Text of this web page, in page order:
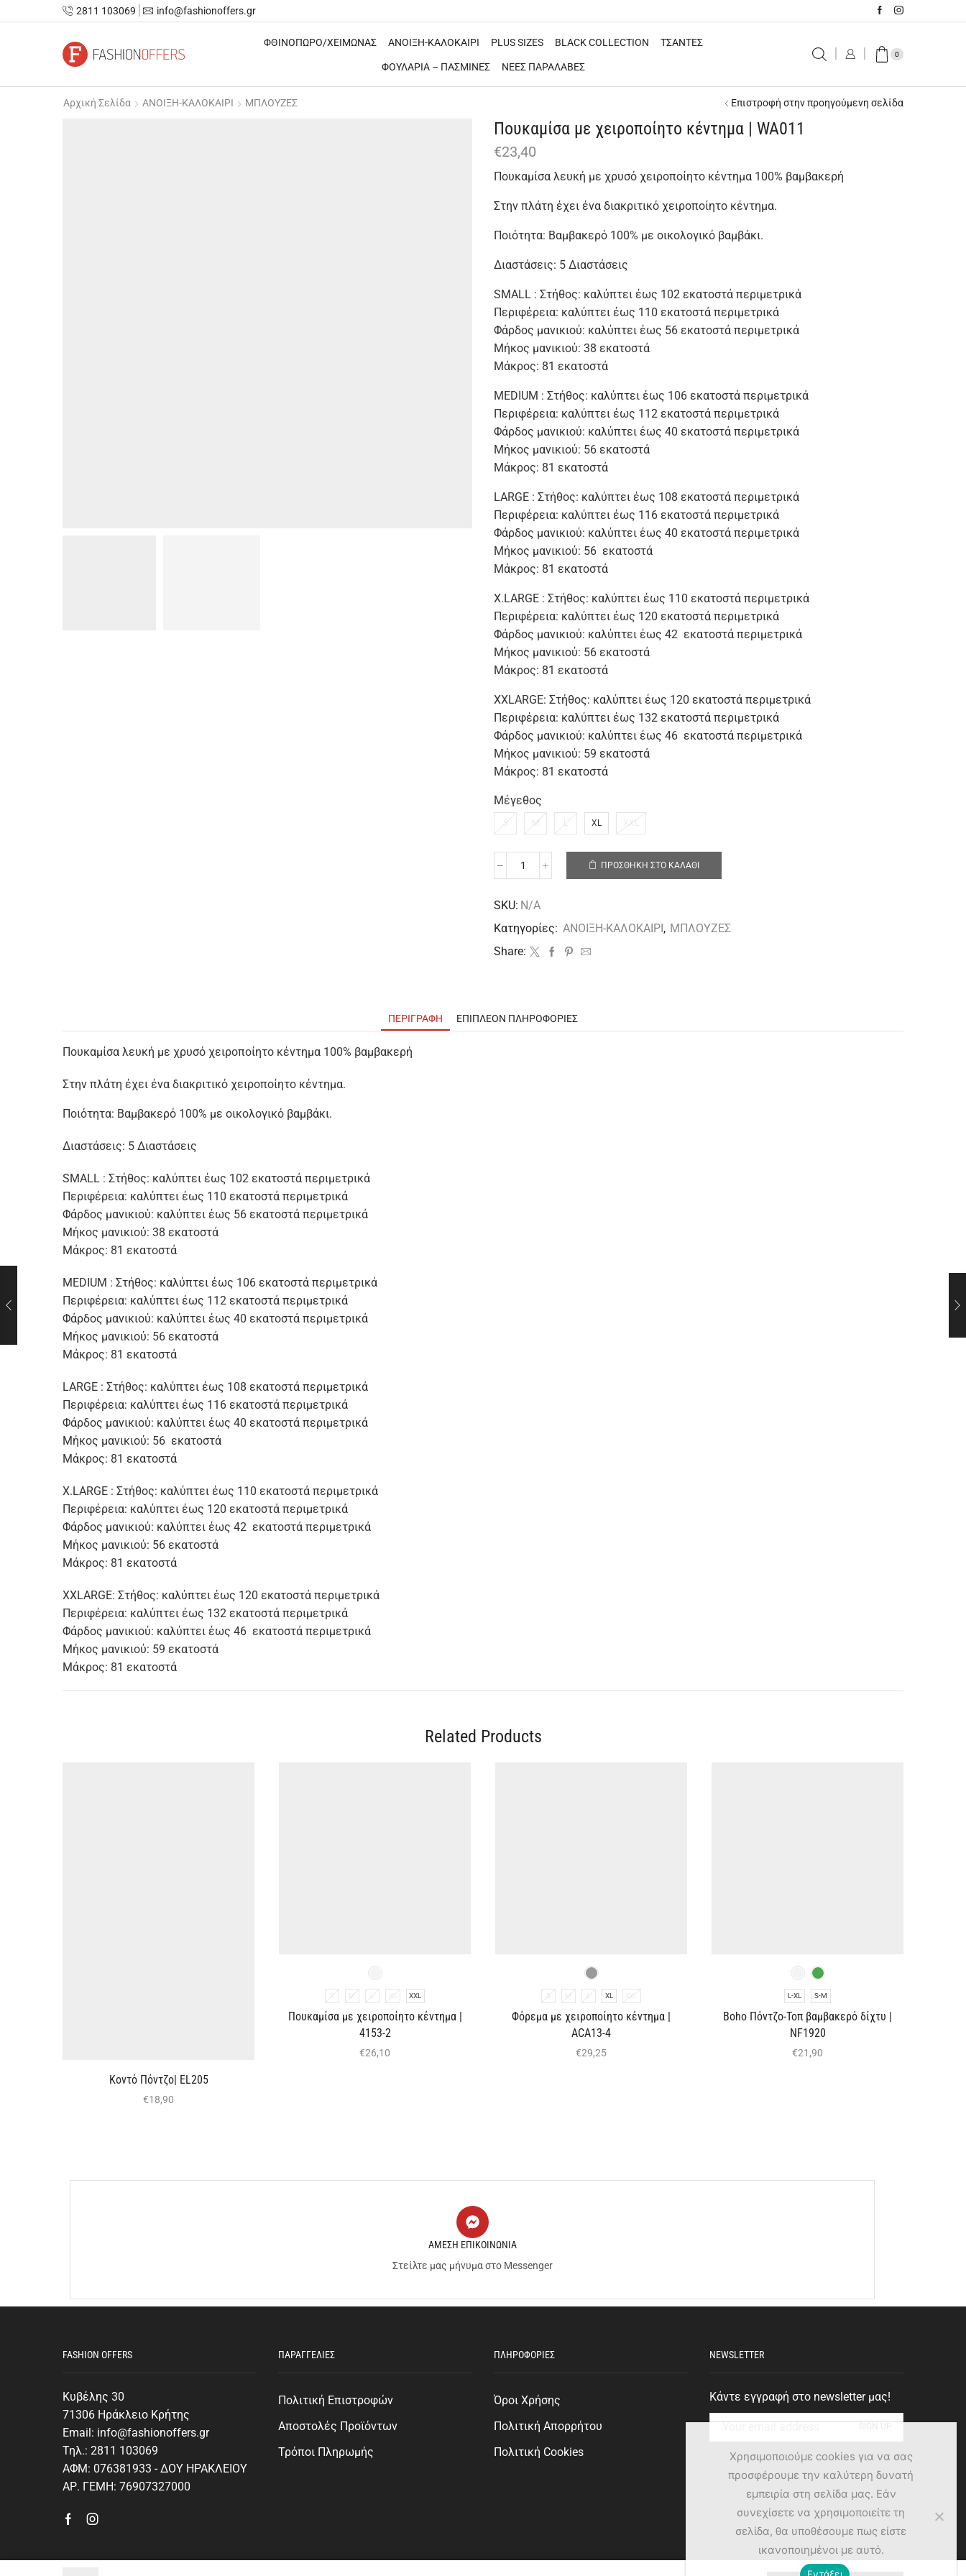
2811 103069 info@fashionoffers.gr
ΦΘΙΝΟΠΩΡΟ/ΧΕΙΜΩΝΑΣ ΑΝΟΙΞΗ-ΚΑΛΟΚΑΙΡΙ PLUS SIZES BLACK COLLECTION ΤΣΑΝΤΕΣ
ΦΟΥΛΑΡΙΑ – ΠΑΣΜΙΝΕΣ ΝΕΕΣ ΠΑΡΑΛΑΒΕΣ
0
Αρχική Σελίδα ΑΝΟΙΞΗ-ΚΑΛΟΚΑΙΡΙ ΜΠΛΟΥΖΕΣ Επιστροφή στην προηγούμενη σελίδα
Πουκαμίσα με χειροποίητο κέντημα | WA011
€23,40
Πουκαμίσα λευκή με χρυσό χειροποίητο κέντημα 100% βαμβακερή
Στην πλάτη έχει ένα διακριτικό χειροποίητο κέντημα.
Ποιότητα: Βαμβακερό 100% με οικολογικό βαμβάκι.
Διαστάσεις: 5 Διαστάσεις
SMALL : Στήθος: καλύπτει έως 102 εκατοστά περιμετρικά
Περιφέρεια: καλύπτει έως 110 εκατοστά περιμετρικά
Φάρδος μανικιού: καλύπτει έως 56 εκατοστά περιμετρικά
Μήκος μανικιού: 38 εκατοστά
Μάκρος: 81 εκατοστά
MEDIUM : Στήθος: καλύπτει έως 106 εκατοστά περιμετρικά
Περιφέρεια: καλύπτει έως 112 εκατοστά περιμετρικά
Φάρδος μανικιού: καλύπτει έως 40 εκατοστά περιμετρικά
Μήκος μανικιού: 56 εκατοστά
Μάκρος: 81 εκατοστά
LARGE : Στήθος: καλύπτει έως 108 εκατοστά περιμετρικά
Περιφέρεια: καλύπτει έως 116 εκατοστά περιμετρικά
Φάρδος μανικιού: καλύπτει έως 40 εκατοστά περιμετρικά
Μήκος μανικιού: 56 εκατοστά
Μάκρος: 81 εκατοστά
X.LARGE : Στήθος: καλύπτει έως 110 εκατοστά περιμετρικά
Περιφέρεια: καλύπτει έως 120 εκατοστά περιμετρικά
Φάρδος μανικιού: καλύπτει έως 42 εκατοστά περιμετρικά
Μήκος μανικιού: 56 εκατοστά
Μάκρος: 81 εκατοστά
XXLARGE: Στήθος: καλύπτει έως 120 εκατοστά περιμετρικά
Περιφέρεια: καλύπτει έως 132 εκατοστά περιμετρικά
Φάρδος μανικιού: καλύπτει έως 46 εκατοστά περιμετρικά
Μήκος μανικιού: 59 εκατοστά
Μάκρος: 81 εκατοστά
Μέγεθος
S M L XL XXL
ΠΡΟΣΘΉΚΗ ΣΤΟ ΚΑΛΆΘΙ
SKU: N/A
Κατηγορίες: ΑΝΟΙΞΗ-ΚΑΛΟΚΑΙΡΙ , ΜΠΛΟΥΖΕΣ
Share:
ΠΕΡΙΓΡΑΦΉ ΕΠΙΠΛΈΟΝ ΠΛΗΡΟΦΟΡΊΕΣ
Πουκαμίσα λευκή με χρυσό χειροποίητο κέντημα 100% βαμβακερή
Στην πλάτη έχει ένα διακριτικό χειροποίητο κέντημα.
Ποιότητα: Βαμβακερό 100% με οικολογικό βαμβάκι.
Διαστάσεις: 5 Διαστάσεις
SMALL : Στήθος: καλύπτει έως 102 εκατοστά περιμετρικά
Περιφέρεια: καλύπτει έως 110 εκατοστά περιμετρικά
Φάρδος μανικιού: καλύπτει έως 56 εκατοστά περιμετρικά
Μήκος μανικιού: 38 εκατοστά
Μάκρος: 81 εκατοστά
MEDIUM : Στήθος: καλύπτει έως 106 εκατοστά περιμετρικά
Περιφέρεια: καλύπτει έως 112 εκατοστά περιμετρικά
Φάρδος μανικιού: καλύπτει έως 40 εκατοστά περιμετρικά
Μήκος μανικιού: 56 εκατοστά
Μάκρος: 81 εκατοστά
LARGE : Στήθος: καλύπτει έως 108 εκατοστά περιμετρικά
Περιφέρεια: καλύπτει έως 116 εκατοστά περιμετρικά
Φάρδος μανικιού: καλύπτει έως 40 εκατοστά περιμετρικά
Μήκος μανικιού: 56 εκατοστά
Μάκρος: 81 εκατοστά
X.LARGE : Στήθος: καλύπτει έως 110 εκατοστά περιμετρικά
Περιφέρεια: καλύπτει έως 120 εκατοστά περιμετρικά
Φάρδος μανικιού: καλύπτει έως 42 εκατοστά περιμετρικά
Μήκος μανικιού: 56 εκατοστά
Μάκρος: 81 εκατοστά
XXLARGE: Στήθος: καλύπτει έως 120 εκατοστά περιμετρικά
Περιφέρεια: καλύπτει έως 132 εκατοστά περιμετρικά
Φάρδος μανικιού: καλύπτει έως 46 εκατοστά περιμετρικά
Μήκος μανικιού: 59 εκατοστά
Μάκρος: 81 εκατοστά
Related Products
Κοντό Πόντζο| EL205
€18,90
S M L XL XXL
Πουκαμίσα με χειροποίητο κέντημα |
4153-2
€26,10
S M L XL XXL
Φόρεμα με χειροποίητο κέντημα |
ACA13-4
€29,25
L-XL S-M
Boho Πόντζο-Τοπ βαμβακερό δίχτυ |
NF1920
€21,90
ΑΜΕΣΗ ΕΠΙΚΟΙΝΩΝΙΑ
Στείλτε μας μήνυμα στο Messenger
FASHION OFFERS
Κυβέλης 30
71306 Ηράκλειο Κρήτης
Email: info@fashionoffers.gr
Τηλ.: 2811 103069
ΑΦΜ: 076381933 - ΔΟΥ ΗΡΑΚΛΕΙΟΥ
ΑΡ. ΓΕΜΗ: 76907327000
ΠΑΡΑΓΓΕΛΙΕΣ
Πολιτική Επιστροφών
Αποστολές Προϊόντων
Τρόποι Πληρωμής
ΠΛΗΡΟΦΟΡΙΕΣ
Όροι Χρήσης
Πολιτική Απορρήτου
Πολιτική Cookies
NEWSLETTER
Κάντε εγγραφή στο newsletter μας!
Χρησιμοποιούμε cookies για να σας
προσφέρουμε την καλύτερη δυνατή
εμπειρία στη σελίδα μας. Εάν
συνεχίσετε να χρησιμοποιείτε τη
σελίδα, θα υποθέσουμε πως είστε
ικανοποιημένοι με αυτό.